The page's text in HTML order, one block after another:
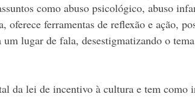
como abuso psicológico, abuso
ferramentas de reflexão e ação,
lugar de fala, desestigmatizando o
da lei de incentivo à cultura e tem como